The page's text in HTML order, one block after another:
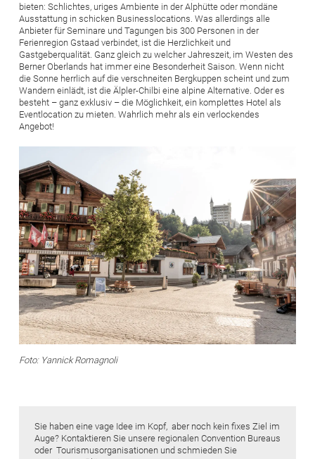
bieten: Schlichtes, uriges Ambiente in der Alphütte oder mondäne
Ausstattung in schicken Businesslocations. Was allerdings alle
Anbieter für Seminare und Tagungen bis 300 Personen in der
Ferienregion Gstaad verbindet, ist die Herzlichkeit und
Gastgeberqualität. Ganz gleich zu welcher Jahreszeit, im Westen des
Berner Oberlands hat immer eine Besonderheit Saison. Wenn nicht
die Sonne herrlich auf die verschneiten Bergkuppen scheint und zum
Wandern einlädt, ist die Älpler-Chilbi eine alpine Alternative. Oder es
besteht – ganz exklusiv – die Möglichkeit, ein komplettes Hotel als
Eventlocation zu mieten. Wahrlich mehr als ein verlockendes
Angebot!
Foto: Yannick Romagnoli
Sie haben eine vage Idee im Kopf, aber noch kein fixes Ziel im
Auge? Kontaktieren Sie unsere regionalen Convention Bureaus
oder Tourismusorganisationen und schmieden Sie